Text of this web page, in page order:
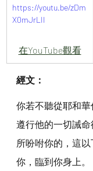
https://youtu.be/zDm
X0mJrLII
在YouTube觀看
經文：
你若不聽從耶和
遵行他的一切誡
所吩咐你的，這
你，臨到你身上。